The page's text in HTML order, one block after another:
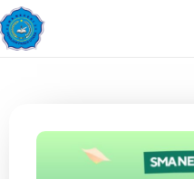
Lewati
ke